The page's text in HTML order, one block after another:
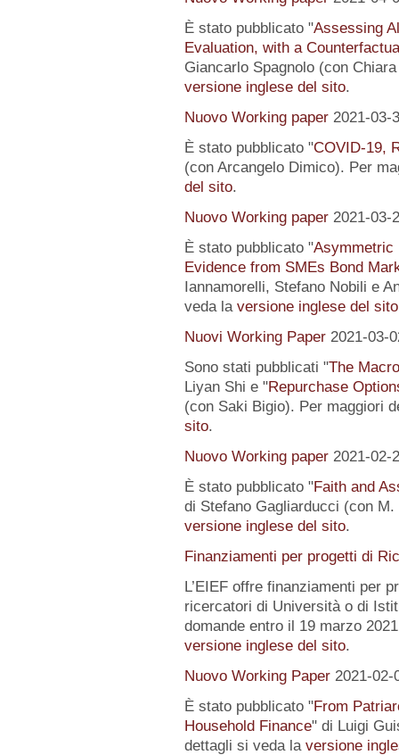
È stato pubblicato "Assessing
Evaluation, with a
Giancarlo Spagnolo (con
versione inglese del sito.
Nuovo Working paper 2021-03-
È stato pubblicato "COVID-19,
(con Arcangelo Dimico). Per
del sito.
Nuovo Working paper 2021-03-
È stato pubblicato "Asymmetric
Evidence from SMEs Bond
Iannamorelli, Stefano Nobili e
veda la versione inglese del sito
Nuovi Working Paper 2021-03-
Sono stati pubblicati "The
Liyan Shi e "Repurchase
(con Saki Bigio). Per maggiori
sito.
Nuovo Working paper 2021-02-
È stato pubblicato "Faith and
di Stefano Gagliarducci (con
versione inglese del sito.
Finanziamenti per progetti di
L’EIEF offre finanziamenti per
ricercatori di Università o di
domande entro il 19 marzo
versione inglese del sito.
Nuovo Working Paper 2021-02-
È stato pubblicato "From
Household Finance" di Luigi
dettagli si veda la versione